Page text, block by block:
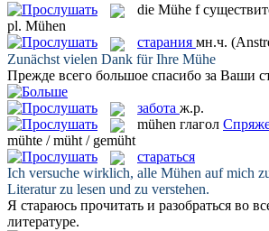
die Mühe f
pl. Mühen
старания мн.ч.
Zunächst vielen Dank für Ihre Mühe
Прежде всего большое спасибо за Ваши
забота ж.р.
mühen глагол
mühte / müht / gemüht
стараться
Ich versuche wirklich, alle Mühen auf mich
Literatur zu lesen und zu verstehen.
Я стараюсь прочитать и разобраться во
литературе.